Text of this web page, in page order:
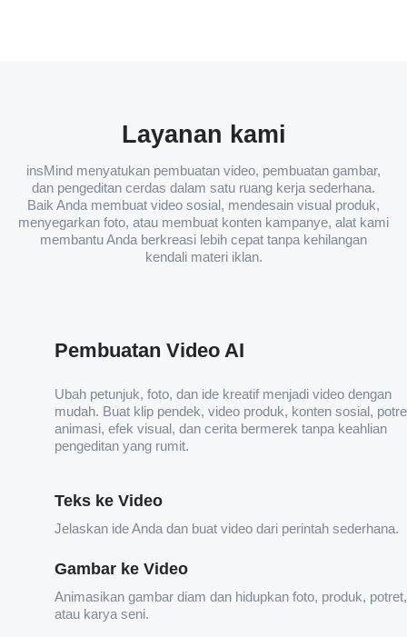
Layanan kami
insMind menyatukan pembuatan video, pembuatan gambar,
dan pengeditan cerdas dalam satu ruang kerja sederhana.
Baik Anda membuat video sosial, mendesain visual produk,
menyegarkan foto, atau membuat konten kampanye, alat kami
membantu Anda berkreasi lebih cepat tanpa kehilangan
kendali materi iklan.
Pembuatan Video AI
Ubah petunjuk, foto, dan ide kreatif menjadi video dengan
mudah. Buat klip pendek, video produk, konten sosial,
animasi, efek visual, dan cerita bermerek tanpa keahlian
pengeditan yang rumit.
Teks ke Video
Jelaskan ide Anda dan buat video dari perintah sederhana.
Gambar ke Video
Animasikan gambar diam dan hidupkan foto, produk, potret,
atau karya seni.